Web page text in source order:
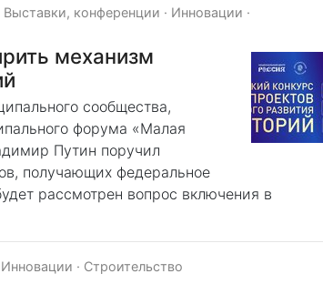
Выставки, конференции · Инновации ·
механизм
сообщества,
форума «Малая
Путин поручил
получающих федеральное
рассмотрен вопрос включения в
Инновации · Строительство